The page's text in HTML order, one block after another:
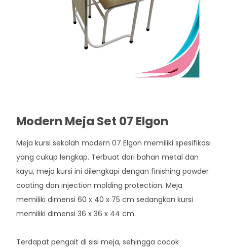
Modern Meja Set 07 Elgon
Meja kursi sekolah modern 07 Elgon memiliki spesifikasi
yang cukup lengkap. Terbuat dari bahan metal dan
kayu, meja kursi ini dilengkapi dengan finishing powder
coating dan injection molding protection. Meja
memiliki dimensi 60 x 40 x 75 cm sedangkan kursi
memiliki dimensi 36 x 36 x 44 cm.
Terdapat pengait di sisi meja, sehingga cocok